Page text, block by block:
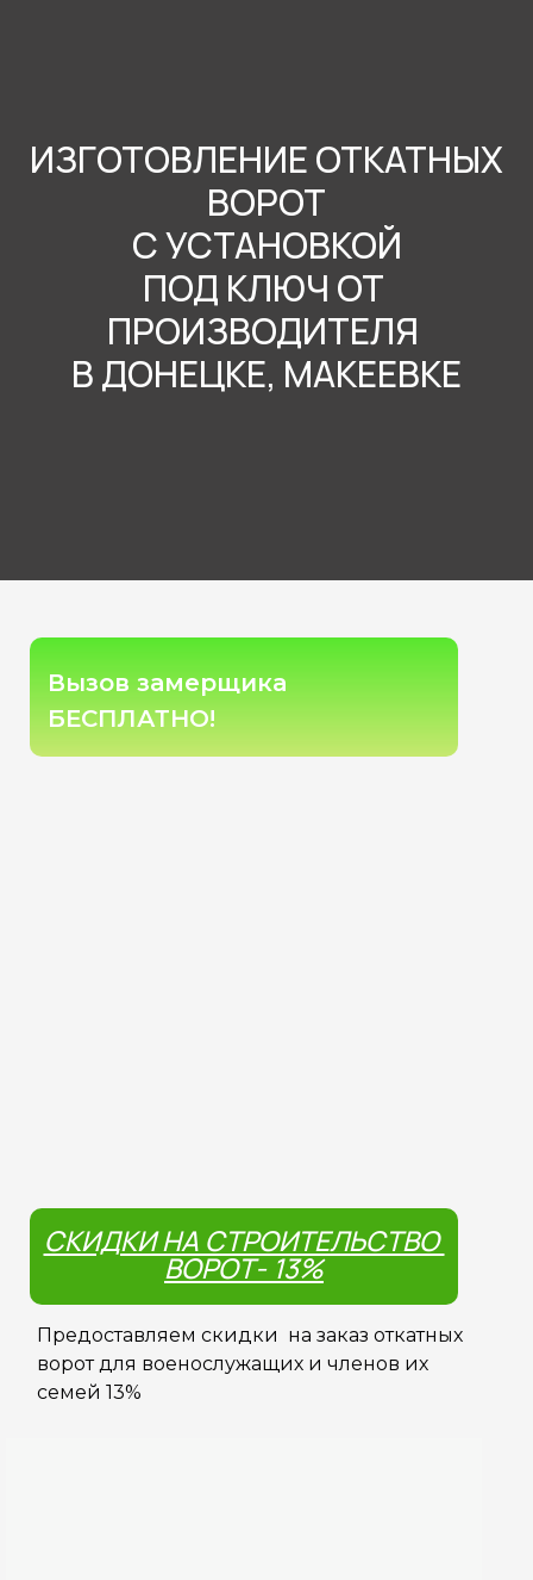
ИЗГОТОВЛЕНИЕ ОТКАТНЫХ
ВОРОТ
С УСТАНОВКОЙ
ПОД КЛЮЧ ОТ
ПРОИЗВОДИТЕЛЯ
В ДОНЕЦКЕ, МАКЕЕВКЕ
Вызов замерщика
БЕСПЛАТНО!
СКИДКИ НА СТРОИТЕЛЬСТВО
ВОРОТ- 13%
Предоставляем скидки на заказ откатных
ворот для военослужащих и членов их
семей 13%